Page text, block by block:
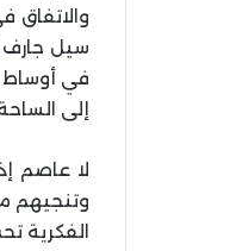
والاتفاق
سيل جارف
في أوساط
إلى
لا عاصم
وتنجيهم
الفكرية